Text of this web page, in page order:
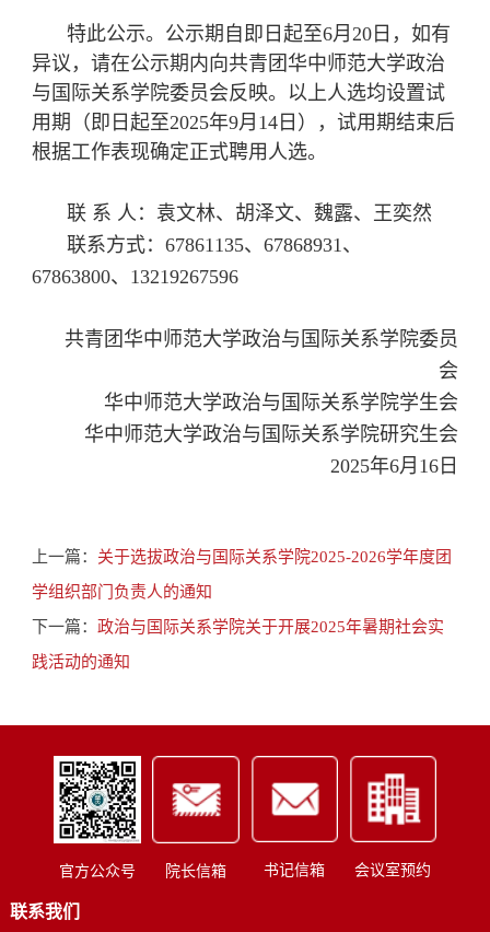
特此公示。公示期自即日起至6月20日，如有
异议，请在公示期内向共青团华中师范大学政治
与国际关系学院委员会反映。以上人选均设置试
用期（即日起至2025年9月14日），试用期结束后
根据工作表现确定正式聘用人选。
联 系 人：袁文林、胡泽文、魏露、王奕然
联系方式：67861135、67868931、
67863800、13219267596
共青团华中师范大学政治与国际关系学院委员
会
华中师范大学政治与国际关系学院学生会
华中师范大学政治与国际关系学院研究生会
2025年6月16日
上一篇： 关于选拔政治与国际关系学院2025-2026学年度团
学组织部门负责人的通知
下一篇： 政治与国际关系学院关于开展2025年暑期社会实
践活动的通知
官方公众号 院长信箱 书记信箱 会议室预约
联系我们